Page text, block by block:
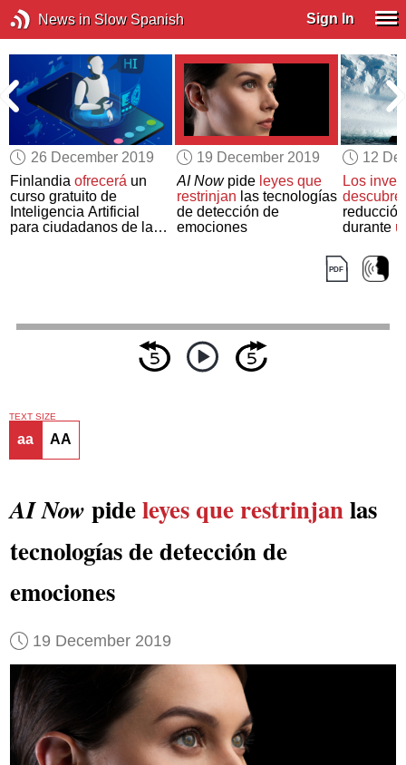
News in Slow Spanish Sign In
26 December 2019
Finlandiaofrecerá un
curso gratuito de
Inteligencia Artificial
para ciudadanos de la
19 December 2019
AI Nowpide leyes que
restrinjan las tecnologías
de detección de
emociones
12
Los
durante
TEXT SIZE
aa AA
AI Now pideleyes que restrinjanlas
tecnologías de detección de
emociones
19 December 2019